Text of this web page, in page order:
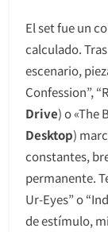
El set fue un
calculado.
escenario,
Confession”,
Drive) o «The
Desktop)
constantes,
permanente.
Ur-Eyes” o
de estímulo,